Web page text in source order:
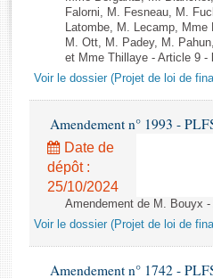
Rapports d'enquête
Rapports législatifs
Rapports sur l'application des lois
Baromètre de l’application des
Budget et sécurité sociale
Questions écrites et orales
Comptes rendus des débats
Falorni, M. Fesneau, M.
Latombe, M. Lecamp,
M. Ott, M. Padey, M.
et Mme Thillaye - Article 9 -
Voir le dossier (Projet de loi de
Amendement n° 1993 -
Date de
dépôt :
25/10/2024
Amendement de M. Bouyx
Voir le dossier (Projet de loi de
Amendement n° 1742 -